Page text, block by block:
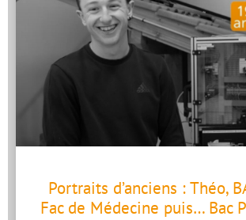
Portraits d’anciens : Théo,
Fac de Médecine puis… Bac